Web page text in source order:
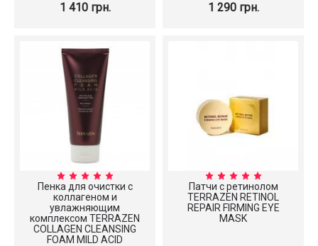
1 410 грн. 1 290 грн.
Пенка для очистки с
коллагеном и
увлажняющим
комплексом TERRAZEN
COLLAGEN CLEANSING
FOAM MILD ACID
Патчи с ретинолом
TERRAZEN RETINOL
REPAIR FIRMING EYE
MASK